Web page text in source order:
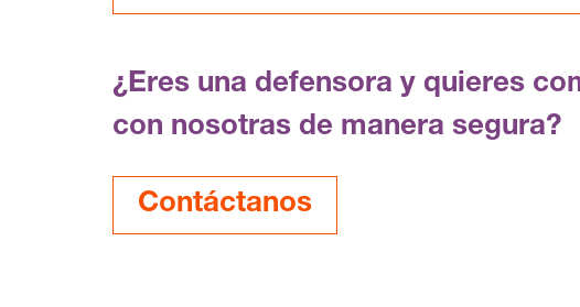
¿Eres una defensora y quieres
con nosotras de manera segura?
Contáctanos